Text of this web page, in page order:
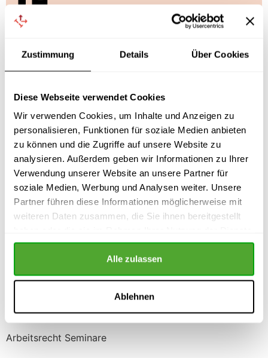
Zustimmung Details Über Cookies
Diese Webseite verwendet Cookies
Wir verwenden Cookies, um Inhalte und Anzeigen zu
personalisieren, Funktionen für soziale Medien anbieten
zu können und die Zugriffe auf unsere Website zu
analysieren. Außerdem geben wir Informationen zu Ihrer
Verwendung unserer Website an unsere Partner für
soziale Medien, Werbung und Analysen weiter. Unsere
Partner führen diese Informationen möglicherweise mit
weiteren Daten zusammen, die Sie ihnen bereitgestellt
gesammelt haben.
Alle zulassen
Ablehnen
Arbeitsrecht Seminare